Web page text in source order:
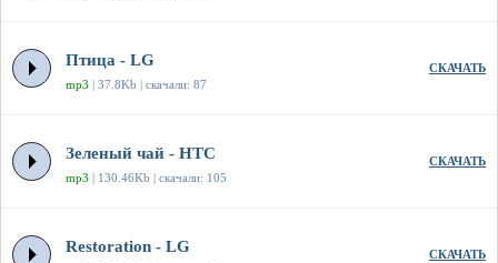
Птица - LG
mp3 | 37.8Kb | скачали: 87
СКАЧАТЬ
Зеленый чай - HTC
mp3 | 130.46Kb | скачали: 105
СКАЧАТЬ
Restoration - LG СКАЧАТЬ